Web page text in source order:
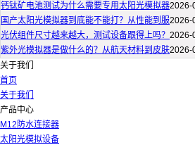
钙钛矿电池测试为什么需要专用太阳光模拟器2026-
国产太阳光模拟器到底能不能打？从性能到服2026-
光伏组件尺寸越来越大，测试设备跟得上吗？ 2026-
紫外光模拟器是做什么的？从航天材料到皮肤2026-
关于我们
首页
关于我们
产品中心
M12防水连接器
太阳光模拟设备